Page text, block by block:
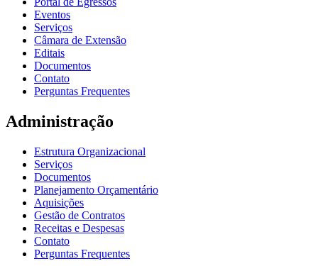
Eventos
Serviços
Câmara de Extensão
Editais
Documentos
Contato
Perguntas Frequentes
Administração
Estrutura Organizacional
Serviços
Documentos
Planejamento Orçamentário
Aquisições
Gestão de Contratos
Receitas e Despesas
Contato
Perguntas Frequentes